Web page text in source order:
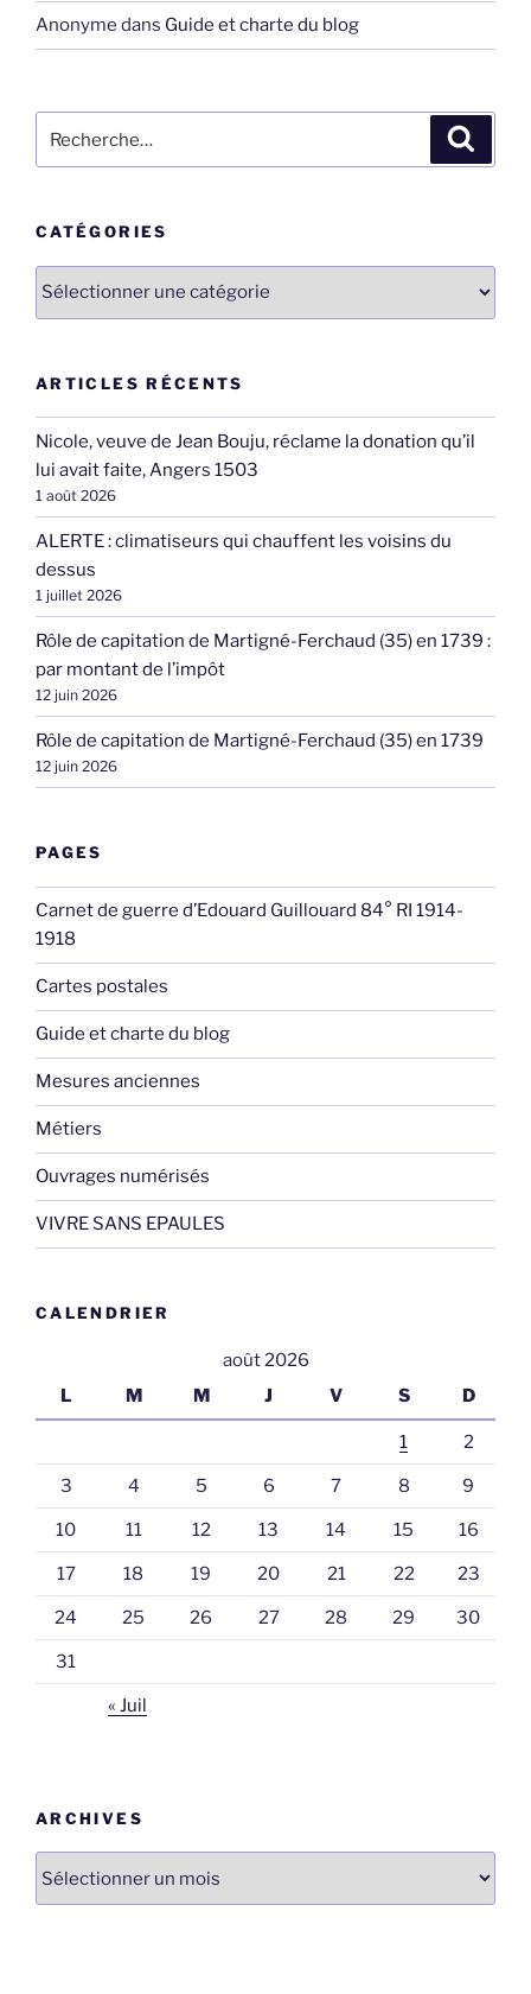
Anonyme dans Guide et charte du blog
pour
CATÉGORIES
Catégories
ARTICLES RÉCENTS
Nicole, veuve de Jean Bouju, réclame la donation qu’il
lui avait faite, Angers 1503
1 août 2026
ALERTE : climatiseurs qui chauffent les voisins du
dessus
1 juillet 2026
Rôle de capitation de Martigné-Ferchaud (35) en 1739 :
par montant de l’impôt
12 juin 2026
Rôle de capitation de Martigné-Ferchaud (35) en 1739
12 juin 2026
PAGES
Carnet de guerre d’Edouard Guillouard 84° RI 1914-
1918
Cartes postales
Guide et charte du blog
Mesures anciennes
Métiers
Ouvrages numérisés
VIVRE SANS EPAULES
CALENDRIER
août 2026
L
M M J V S D
1 2
3 4 5 6 7 8 9
10 11 12 13 14 15 16
17 18 19 20 21 22 23
24 25 26 27 28 29 30
31
« Juil
ARCHIVES